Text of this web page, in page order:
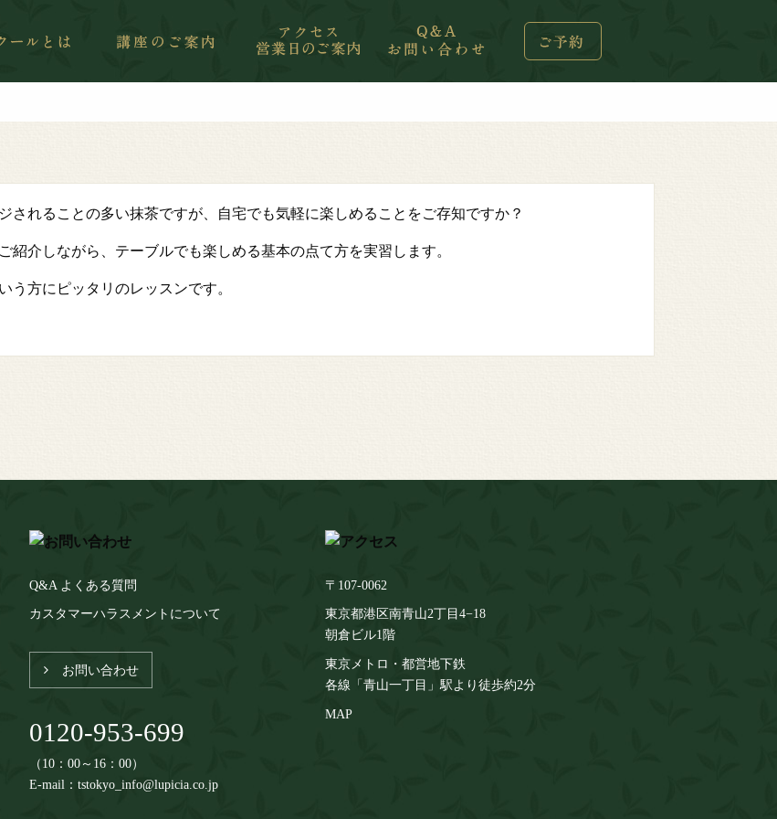
されることの多い抹茶ですが、自宅でも気軽に楽しめることをご存知ですか？
紹介しながら、テーブルでも楽しめる基本の点て方を実習します。
う方にピッタリのレッスンです。
Q&A よくある質問
カスタマーハラスメントについて
お問い合わせ
0120-953-699
（10：00～16：00）
E-mail：tstokyo_info@lupicia.co.jp
〒107-0062
東京都港区南青山2丁目4−18
朝倉ビル1階
東京メトロ・都営地下鉄
各線「青山一丁目」駅より徒歩約2分
MAP